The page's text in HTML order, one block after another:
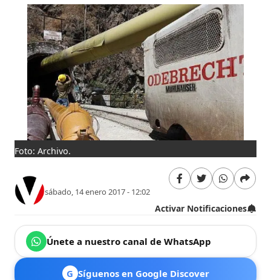
Foto: Archivo.
sábado, 14 enero 2017 - 12:02
Activar Notificaciones
Únete a nuestro canal de WhatsApp
G Síguenos en Google Discover